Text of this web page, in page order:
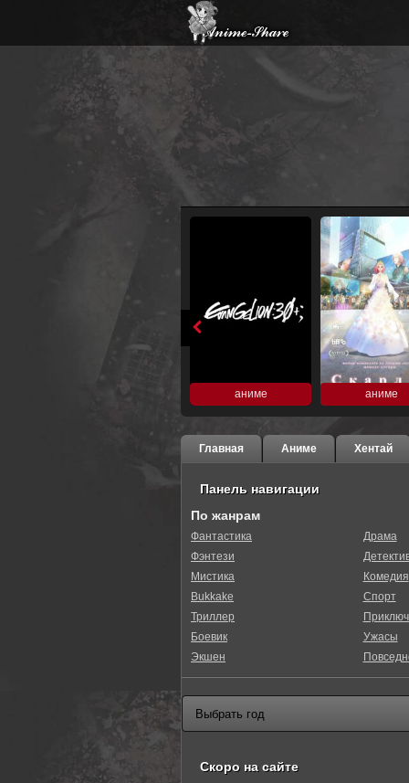
аниме аниме
Главная Аниме Хентай
Панель навигации
По жанрам
Фантастика
Фэнтези
Мистика
Bukkake
Триллер
Боевик
Экшен
Драма
Комедия
Спорт
Ужасы
Скоро на сайте